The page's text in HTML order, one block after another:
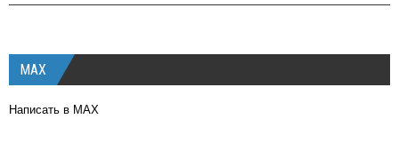
MAX
Написать в MAX